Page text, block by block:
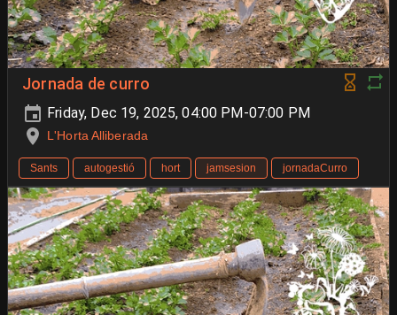
Jornada de curro
Friday, Dec 19, 2025, 04:00 PM-07:00 PM
L'Horta Alliberada
Sants autogestió hort jamsesion jornadaCurro